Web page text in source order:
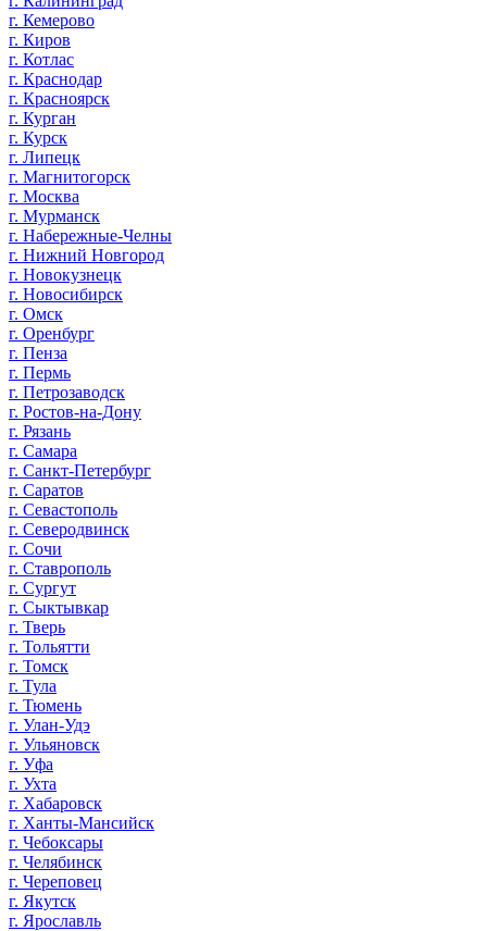
г. Кемерово
г. Киров
г. Котлас
г. Краснодар
г. Красноярск
г. Курган
г. Курск
г. Липецк
г. Магнитогорск
г. Москва
г. Мурманск
г. Набережные-Челны
г. Нижний Новгород
г. Новокузнецк
г. Новосибирск
г. Омск
г. Оренбург
г. Пенза
г. Пермь
г. Петрозаводск
г. Ростов-на-Дону
г. Рязань
г. Самара
г. Санкт-Петербург
г. Саратов
г. Севастополь
г. Северодвинск
г. Сочи
г. Ставрополь
г. Сургут
г. Сыктывкар
г. Тверь
г. Тольятти
г. Томск
г. Тула
г. Тюмень
г. Улан-Удэ
г. Ульяновск
г. Уфа
г. Ухта
г. Хабаровск
г. Ханты-Мансийск
г. Чебоксары
г. Челябинск
г. Череповец
г. Якутск
г. Ярославль